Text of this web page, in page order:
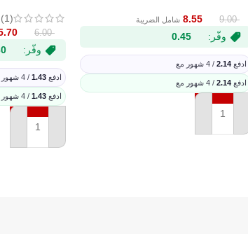
9.00
8.55 شامل الضريبة
وفّر: 0.45
ادفع 2.14 / 4 شهور مع
ادفع 2.14 / 4 شهور مع
إضافة إلى السلة
(1)
6.00
وفّر:
ادفع 1.43 / 4 شهور مع
ادفع 1.43 / 4 شهور مع
إضافة إلى السلة